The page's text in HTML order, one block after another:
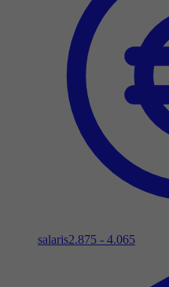
salaris2.875 - 4.065